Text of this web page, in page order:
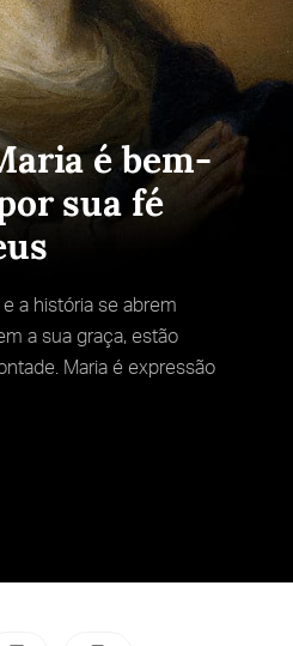
é bem-
sua fé
a história se abrem
a sua graça, estão
Maria é expressão